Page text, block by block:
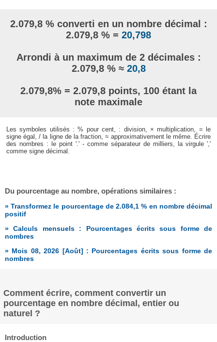
2.079,8 % converti en un nombre décimal :
2.079,8 % = 20,798
Arrondi à un maximum de 2 décimales :
2.079,8 % ≈ 20,8
2.079,8% = 2.079,8 points, 100 étant la
note maximale
Les symboles utilisés : % pour cent, : division, × multiplication, = le
signe égal, / la ligne de la fraction, ≈ approximativement le même. Écrire
des nombres : le point '.' - comme séparateur de milliers, la virgule ','
comme signe décimal.
Du pourcentage au nombre, opérations similaires :
» Transformez le pourcentage de 2.084,1 % en nombre décimal
positif
» Calculs mensuels : Pourcentages écrits sous forme de
nombres
» Mois 08, 2026 [Août] : Pourcentages écrits sous forme de
nombres
Comment écrire, comment convertir un
pourcentage en nombre décimal, entier ou
naturel ?
Introduction